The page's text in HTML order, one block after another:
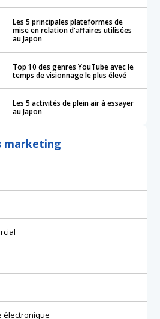
Les 5 principales plateformes de
mise en relation d'affaires utilisées
au Japon
Top 10 des genres YouTube avec le
temps de visionnage le plus élevé
Les 5 activités de plein air à essayer
au Japon
marketing
électronique